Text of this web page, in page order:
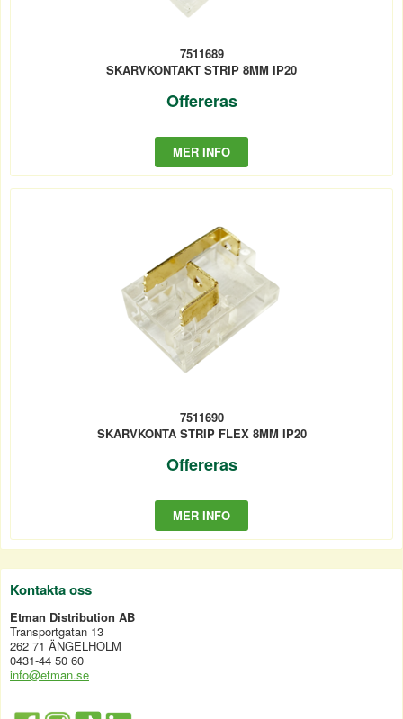
7511689
SKARVKONTAKT STRIP 8MM IP20
Offereras
MER INFO
7511690
SKARVKONTA STRIP FLEX 8MM IP20
Offereras
MER INFO
Kontakta oss
Etman Distribution AB
Transportgatan 13
262 71 ÄNGELHOLM
0431-44 50 60
info@etman.se